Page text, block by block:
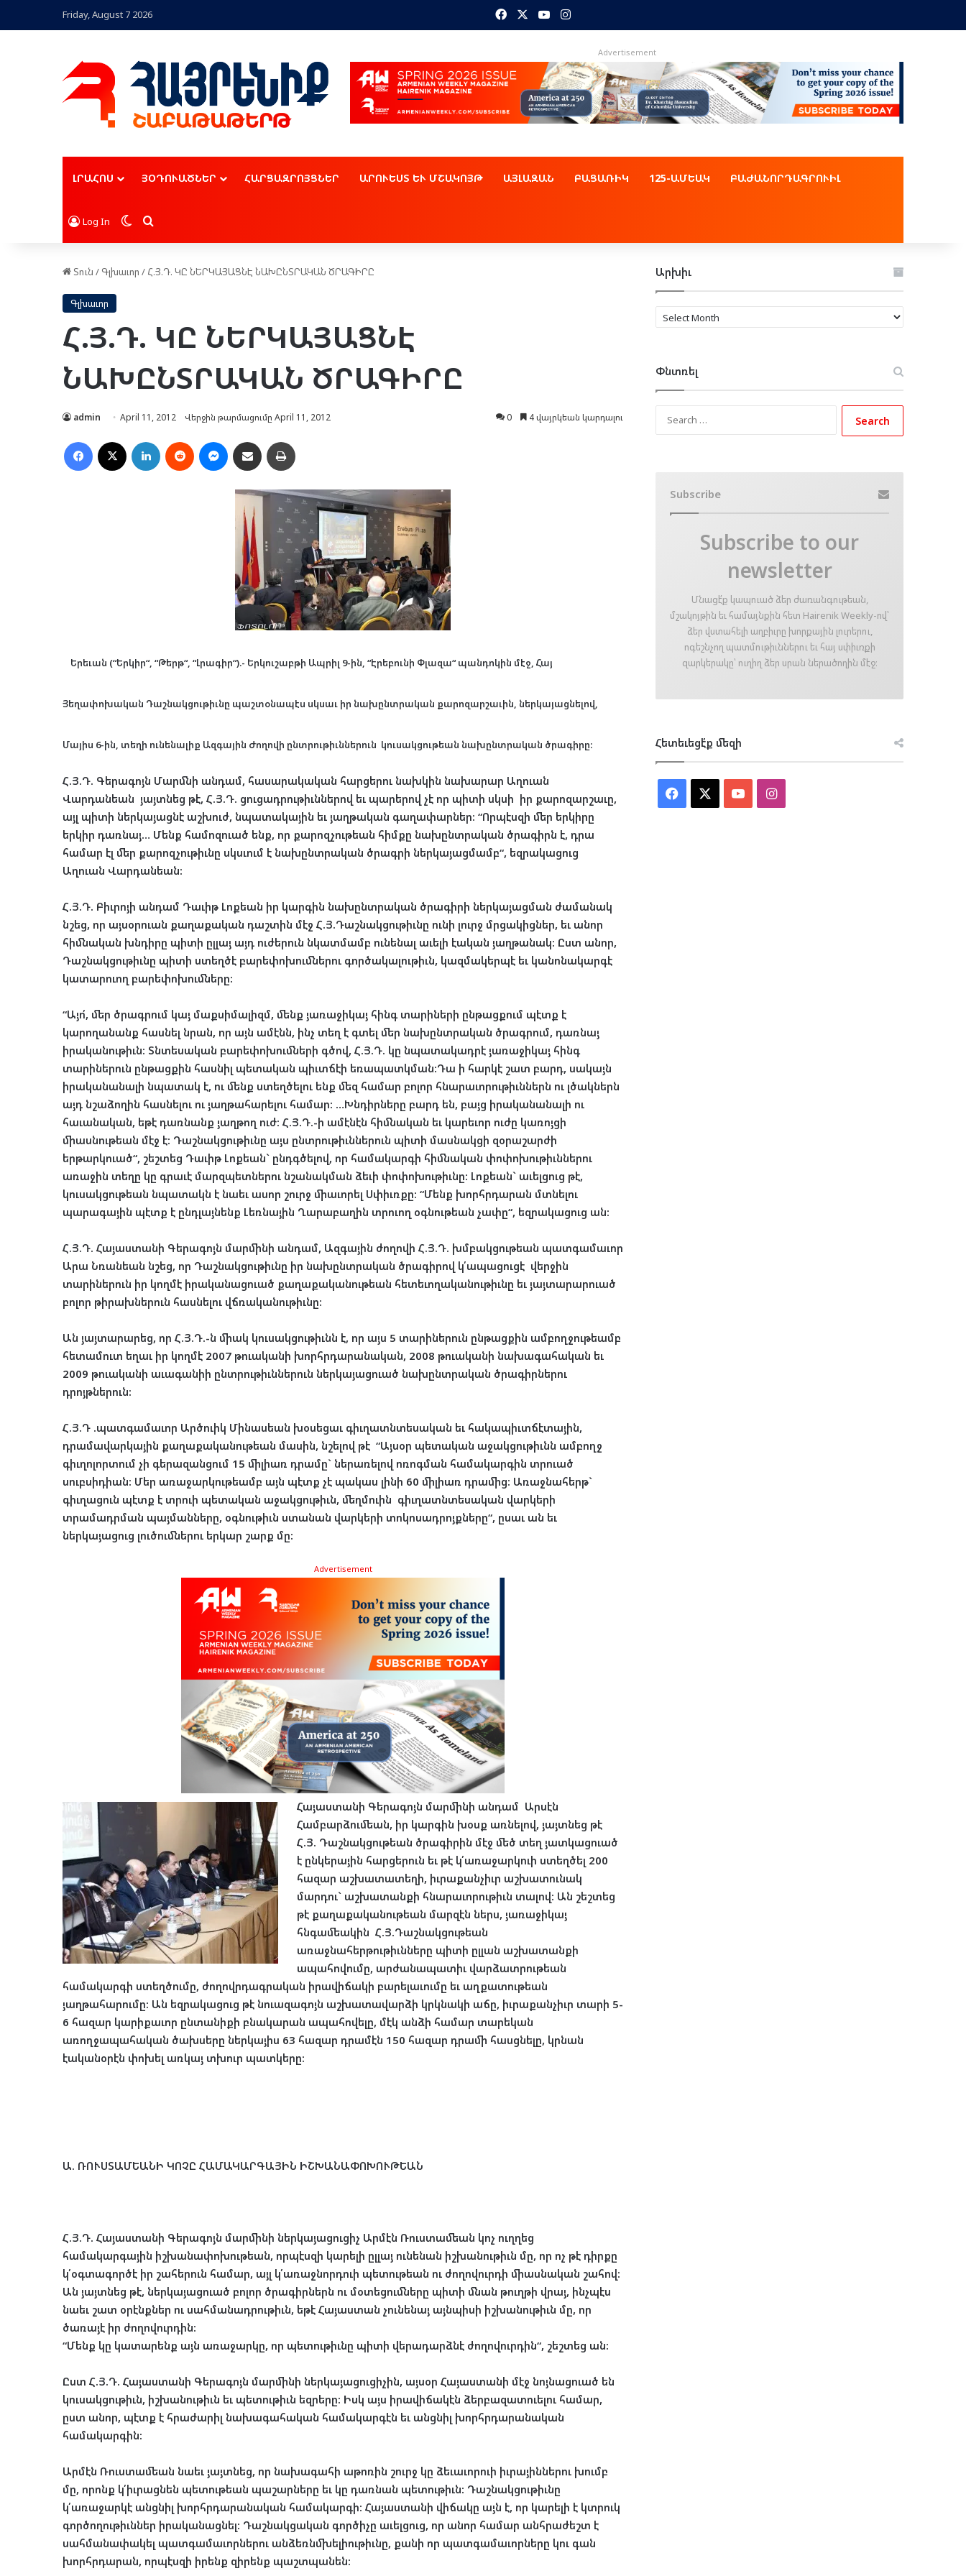
Friday, August 7 2026 FacebookYouTubeInstagram
Advertisement
ԼՐԱՀՈՍ ՅՕԴՈՒԱԾՆԵՐ ՀԱՐՑԱԶՐՈՅՑՆԵՐ ԱՐՈՒԵՍՏ ԵՒ ՄՇԱԿՈՅԹ ԱՅԼԱԶԱՆ ԲԱՑԱՌԻԿ 125-ԱՄԵԱԿ ԲԱԺԱՆՈՐԴԱԳՐՈՒԻԼ
Log In Switch skin
Որոնել
Տուն / Գլխաւոր / Հ.Յ.Դ. ԿԸ ՆԵՐԿԱՅԱՑՆԷ ՆԱԽԸՆՏՐԱԿԱՆ ԾՐԱԳԻՐԸ
Գլխաւոր
Հ.Յ.Դ. ԿԸ ՆԵՐԿԱՅԱՑՆԷ
ՆԱԽԸՆՏՐԱԿԱՆ ԾՐԱԳԻՐԸ
admin April 11, 2012 Վերջին թարմացումը April 11, 2012 0 4 վայրկեան կարդալու
Facebook LinkedIn Reddit MessengerՈւղարկել նամակ
Երեւան (“Երկիր“, “Թերթ“, “Լրագիր“).- Երկուշաբթի Ապրիլ 9-ին, “Էրեբունի Փլազա“ պանդոկին մէջ, Հայ
Յեղափոխական Դաշնակցութիւնը պաշտօնապէս սկսաւ իր նախընտրական քարոզարշաւին, ներկայացնելով,
Մայիս 6-ին, տեղի ունենալիք Ազգային Ժողովի ընտրութիւններուն կուսակցութեան նախընտրական ծրագիրը:
Հ.Յ.Դ. Գերագոյն Մարմնի անդամ, հասարակական հարցերու նախկին նախարար Աղուան
Վարդանեան յայտնեց թէ, Հ.Յ.Դ. ցուցադրութիւններով եւ պարերով չէ որ պիտի սկսի իր քարոզարշաւը,
այլ պիտի ներկայացնէ աշխուժ, նպատակային եւ յաղթական գաղափարներ: “Որպէսզի մեր երկիրը
երկիր դառնայ… Մենք համոզուած ենք, որ քարոզչութեան հիմքը նախընտրական ծրագիրն է, դրա
համար էլ մեր քարոզչութիւնը սկսւում է նախընտրական ծրագրի ներկայացմամբ“, եզրակացուց
Աղուան Վարդանեան:
Հ.Յ.Դ. Բիւրոյի անդամ Դաւիթ Լոքեան իր կարգին նախընտրական ծրագիրի ներկայացման ժամանակ
նշեց, որ այսօրուան քաղաքական դաշտին մէջ Հ.Յ.Դաշնակցութիւնը ունի լուրջ մրցակիցներ, եւ անոր
հիմնական խնդիրը պիտի ըլլայ այդ ուժերուն նկատմամբ ունենալ աւելի էական յաղթանակ: Ըստ անոր,
Դաշնակցութիւնը պիտի ստեղծէ բարեփոխումներու գործակալութիւն, կազմակերպէ եւ կանոնակարգէ
կատարուող բարեփոխումները:
“Այո՛, մեր ծրագրում կայ մաքսիմալիզմ, մենք յառաջիկայ հինգ տարիների ընթացքում պէտք է
կարողանանք հասնել նրան, որ այն ամէնն, ինչ տեղ է գտել մեր նախընտրական ծրագրում, դառնայ
իրականութիւն: Տնտեսական բարեփոխումների գծով, Հ.Յ.Դ. կը նպատակադրէ յառաջիկայ հինգ
տարիներուն ընթացքին հասնիլ պետական պիւտճէի եռապատկման:Դա ի հարկէ շատ բարդ, սակայն
իրականանալի նպատակ է, ու մենք ստեղծելու ենք մեզ համար բոլոր հնարաւորութիւններն ու լծակներն
այդ նշաձողին հասնելու ու յաղթահարելու համար: …Խնդիրները բարդ են, բայց իրականանալի ու
հաւանական, եթէ դառնանք յաղթող ուժ: Հ.Յ.Դ.-ի ամէնէն հիմնական եւ կարեւոր ուժը կառոյցի
միասնութեան մէջ է: Դաշնակցութիւնը այս ընտրութիւններուն պիտի մասնակցի զօրաշարժի
երթարկուած“, շեշտեց Դաւիթ Լոքեան` ընդգծելով, որ համակարգի հիմնական փոփոխութիւններու
առաջին տեղը կը գրաւէ մարզպետներու նշանակման ձեւի փոփոխութիւնը: Լոքեան` աւելցուց թէ,
կուսակցութեան նպատակն է նաեւ ասոր շուրջ միաւորել Սփիւռքը: “Մենք խորհրդարան մտնելու
պարագային պէտք է ընդլայնենք Լեռնային Ղարաբաղին տրուող օգնութեան չափը“, եզրակացուց ան:
Հ.Յ.Դ. Հայաստանի Գերագոյն մարմինի անդամ, Ազգային ժողովի Հ.Յ.Դ. խմբակցութեան պատգամաւոր
Արա Նռանեան նշեց, որ Դաշնակցութիւնը իր նախընտրական ծրագիրով կ՛ապացուցէ վերջին
տարիներուն իր կողմէ իրականացուած քաղաքականութեան հետեւողականութիւնը եւ յայտարարուած
բոլոր թիրախներուն հասնելու վճռականութիւնը:
Ան յայտարարեց, որ Հ.Յ.Դ.-ն միակ կուսակցութիւնն է, որ այս 5 տարիներուն ընթացքին ամբողջութեամբ
հետամուտ եղաւ իր կողմէ 2007 թուականի խորհրդարանական, 2008 թուականի նախագահական եւ
2009 թուականի աւագանիի ընտրութիւններուն ներկայացուած նախընտրական ծրագիրներու
դրոյթներուն:
Հ.Յ.Դ .պատգամաւոր Արծուիկ Մինասեան խօսեցաւ գիւղատնտեսական եւ հակապիւտճէտային,
դրամավարկային քաղաքականութեան մասին, նշելով թէ “Այսօր պետական աջակցութիւնն ամբողջ
գիւղոլորտում չի գերազանցում 15 միլիառ դրամը` ներառելով ոռոգման համակարգին տրուած
սուբսիդիան: Մեր առաջարկութեամբ այն պէտք չէ պակաս լինի 60 միլիառ դրամից: Առաջնահերթ`
գիւղացուն պէտք է տրուի պետական աջակցութիւն, մեղմուին գիւղատնտեսական վարկերի
տրամադրման պայմանները, օգնութիւն ստանան վարկերի տոկոսադրոյքները“, ըսաւ ան եւ
ներկայացուց լուծումներու երկար շարք մը:
Advertisement
Հայաստանի Գերագոյն մարմինի անդամ Արսէն
Համբարձումեան, իր կարգին խօսք առնելով, յայտնեց թէ
Հ.Յ. Դաշնակցութեան ծրագիրին մէջ մեծ տեղ յատկացուած
է ընկերային հարցերուն եւ թէ կ՛առաջարկուի ստեղծել 200
հազար աշխատատեղի, իւրաքանչիւր աշխատունակ
մարդու` աշխատանքի հնարաւորութիւն տալով: Ան շեշտեց
թէ քաղաքականութեան մարզէն ներս, յառաջիկայ
հնգամեակին Հ.Յ.Դաշնակցութեան
առաջնահերթութիւնները պիտի ըլլան աշխատանքի
ապահովումը, արժանապատիւ վարձատրութեան
համակարգի ստեղծումը, ժողովրդագրական իրավիճակի բարելաւումը եւ աղքատութեան
յաղթահարումը: Ան եզրակացուց թէ նուազագոյն աշխատավարձի կրկնակի աճը, իւրաքանչիւր տարի 5-
6 հազար կարիքաւոր ընտանիքի բնակարան ապահովելը, մէկ անձի համար տարեկան
առողջապահական ծախսերը ներկայիս 63 հազար դրամէն 150 հազար դրամի հասցնելը, կրնան
էականօրէն փոխել առկայ տխուր պատկերը:
Ա. ՌՈՒՍՏԱՄԵԱՆԻ ԿՈՉԸ ՀԱՄԱԿԱՐԳԱՅԻՆ ԻՇԽԱՆԱՓՈԽՈՒԹԵԱՆ
Հ.Յ.Դ. Հայաստանի Գերագոյն մարմինի ներկայացուցիչ Արմէն Ռուստամեան կոչ ուղղեց
համակարգային իշխանափոխութեան, որպէսզի կարելի ըլլայ ունենան իշխանութիւն մը, որ ոչ թէ դիրքը
կ՛օգտագործէ իր շահերուն համար, այլ կ՛առաջնորդուի պետութեան ու ժողովուրդի միասնական շահով:
Ան յայտնեց թէ, ներկայացուած բոլոր ծրագիրներն ու մօտեցումները պիտի մնան թուղթի վրայ, ինչպէս
նաեւ շատ օրէնքներ ու սահմանադրութիւն, եթէ Հայաստան չունենայ այնպիսի իշխանութիւն մը, որ
ծառայէ իր ժողովուրդին:
“Մենք կը կատարենք այն առաջարկը, որ պետութիւնը պիտի վերադարձնէ ժողովուրդին“, շեշտեց ան:
Ըստ Հ.Յ.Դ. Հայաստանի Գերագոյն մարմինի ներկայացուցիչին, այսօր Հայաստանի մէջ նոյնացուած են
կուսակցութիւն, իշխանութիւն եւ պետութիւն եզրերը: Իսկ այս իրավիճակէն ձերբազատուելու համար,
ըստ անոր, պէտք է հրաժարիլ նախագահական համակարգէն եւ անցնիլ խորհրդարանական
համակարգին:
Արմէն Ռուստամեան նաեւ յայտնեց, որ նախագահի աթոռին շուրջ կը ձեւաւորուի իւրայիններու խումբ
մը, որոնք կ՛իւրացնեն պետութեան պաշարները եւ կը դառնան պետութիւն: Դաշնակցութիւնը
կ՛առաջարկէ անցնիլ խորհրդարանական համակարգի: Հայաստանի վիճակը այն է, որ կարելի է կտրուկ
գործողութիւններ իրականացնել: Դաշնակցական գործիչը աւելցուց, որ անոր համար անհրաժեշտ է
սահմանափակել պատգամաւորներու անձեռնմխելիութիւնը, քանի որ պատգամաւորները կու գան
խորհրդարան, որպէսզի իրենք զիրենք պաշտպանեն:
Արխիւ
Արխիւ
Փնտռել
Subscribe
Subscribe to our
newsletter
Մնացէ՛ք կապուած ձեր ժառանգութեան,
մշակոյթին եւ համայնքին հետ Hairenik Weekly-ով՝
ձեր վստահելի աղբիւրը խորքային լուրերու,
ոգեշնչող պատմութիւններու եւ հայ սփիւռքի
զարկերակը՝ ուղիղ ձեր սրան ներածողին մէջ։
Հետեւեցէ՛ք մեզի
Facebook YouTubeInstagram